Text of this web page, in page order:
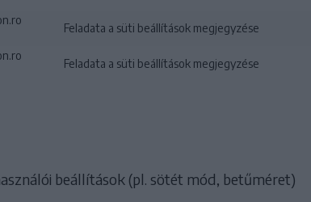
Feladata a süti beállítások megjegyzése
Feladata a süti beállítások megjegyzése
beállítások (pl. sötét mód, betűméret)